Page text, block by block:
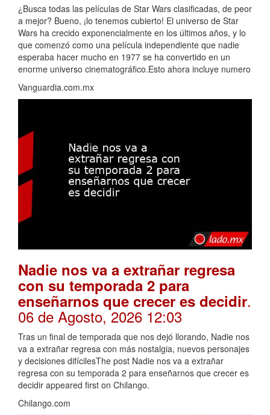
¿Busca todas las películas de Star Wars clasificadas, de peor
a mejor? Bueno, ¡lo tenemos cubierto! El universo de Star
Wars ha crecido exponencialmente en los últimos años, y lo
que comenzó como una película independiente que nadie
esperaba hacer mucho en 1977 se ha convertido en un
enorme universo cinematográfico.Esto ahora incluye numero
Vanguardia.com.mx
Nadie nos va a extrañar regresa
con su temporada 2 para
enseñarnos que crecer es decidir.
06 de Agosto, 2026 12:03
Tras un final de temporada que nos dejó llorando, Nadie nos
va a extrañar regresa con más nostalgia, nuevos personajes
y decisiones difícilesThe post Nadie nos va a extrañar
regresa con su temporada 2 para enseñarnos que crecer es
decidir appeared first on Chilango.
Chilango.com